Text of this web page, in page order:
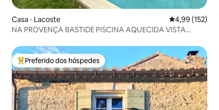
Casa ⋅ Lacoste 4,99 de uma
4,99 (152)
NA PROVENÇA BASTIDE PISCINA AQUECIDA VISTA
Entre os melhores preferidos dos hóspedes
Preferido dos hóspedes